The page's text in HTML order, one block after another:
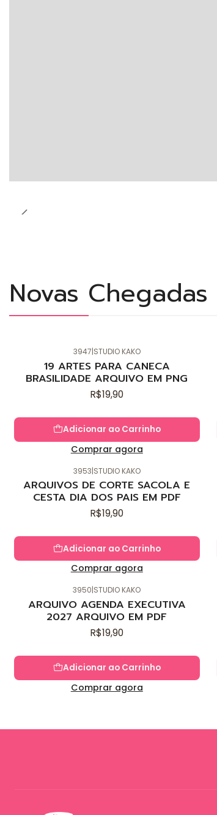
Novas Chegadas
3947|STUDIO KAKO
19 ARTES PARA CANECA
BRASILIDADE ARQUIVO EM PNG
R$19,90
Adicionar ao Carrinho
Comprar agora
3953|STUDIO KAKO
ARQUIVOS DE CORTE SACOLA E
CESTA DIA DOS PAIS EM PDF
R$19,90
Adicionar ao Carrinho
Comprar agora
3950|STUDIO KAKO
ARQUIVO AGENDA EXECUTIVA
2027 ARQUIVO EM PDF
R$19,90
Adicionar ao Carrinho
Comprar agora